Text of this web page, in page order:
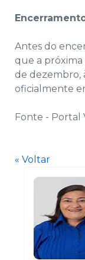
Antes do
que a próxima
de dezembro,
oficialmente
Fonte - Portal
« Voltar